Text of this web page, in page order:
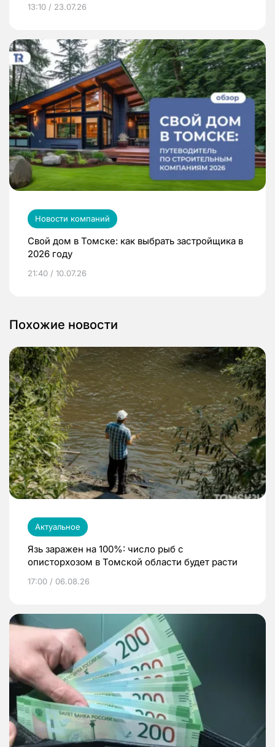
13:10 / 23.07.26
Новости компаний
Свой дом в Томске: как выбрать застройщика в
2026 году
21:40 / 10.07.26
Похожие новости
Актуальное
Язь заражен на 100%: число рыб с
описторхозом в Томской области будет расти
17:00 / 06.08.26